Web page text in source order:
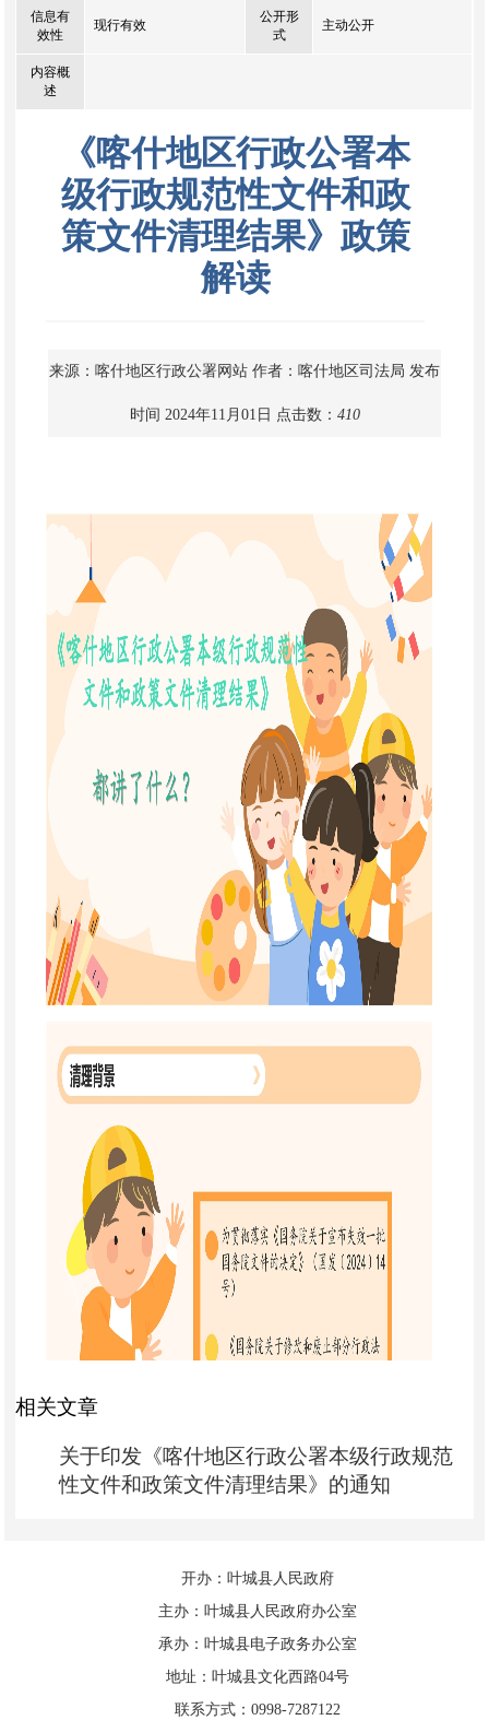
信息有
效性
现行有效
公开形
式
主动公开
内容概
述
《喀什地区行政公署本
级行政规范性文件和政
策文件清理结果》政策
解读
来源：喀什地区行政公署网站 作者：喀什地区司法局 发布
时间 2024年11月01日 点击数： 410
相关文章
关于印发《喀什地区行政公署本级行政规范
性文件和政策文件清理结果》的通知
开办：叶城县人民政府
主办：叶城县人民政府办公室
承办：叶城县电子政务办公室
地址：叶城县文化西路04号
联系方式：0998-7287122